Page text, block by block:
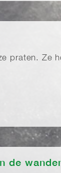
praten. Ze
de